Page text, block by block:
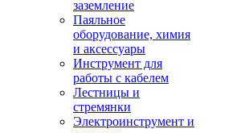
заземление
Паяльное
оборудование, химия
и аксессуары
Инструмент для
работы с кабелем
Лестницы и
стремянки
Электроинструмент и